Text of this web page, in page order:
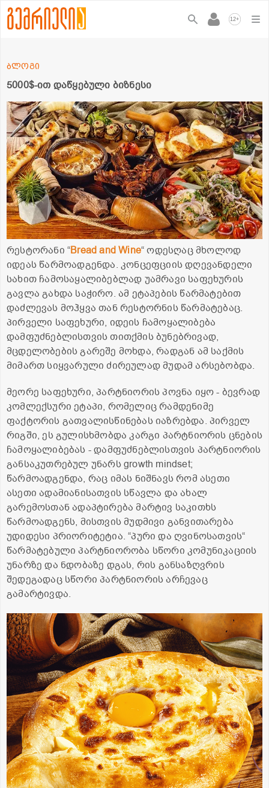
12+
5000$-ით დაწყებული ბიზნესი
ბლოგი
რესტორანი “Bread and Wine“ ოდესღაც მხოლოდ
იდეას წარმოადგენდა. კონცეფციის დღევანდელი
სახით ჩამოსაყალიბებლად უამრავი საფეხურის
გავლა გახდა საჭირო. ამ ეტაპების წარმატებით
დაძლევას მოჰყვა თან რესტორნის წარმატებაც.
პირველი საფეხური, იდეის ჩამოყალიბება
დამფუძნებლისთვის თითქმის ბუნებრივად,
მცდელობების გარეშე მოხდა, რადგან ამ საქმის
მიმართ სიყვარული ძირეულად მუდამ არსებობდა.
მეორე საფეხური, პარტნიორის პოვნა იყო - ბევრად
კომლექსური ეტაპი, რომელიც რამდენიმე
ფაქტორის გათვალისწინებას იაზრებდა. პირველ
რიგში, ეს გულისხმობდა კარგი პარტნიორის ცნების
ჩამოყალიბებას - დამფუძნებლისთვის პარტნიორის
განსაკუთრებულ უნარს growth mindset;
წარმოადგენდა, რაც იმას ნიშნავს რომ ასეთი
ასეთი ადამიანისათვის სწავლა და ახალ
გარემოსთან ადაპტირება მარტივ საკითხს
წარმოადგენს, მისთვის მუდმივი განვითარება
უდიდესი პრიორიტეტია. “პური და ღვინოსათვის“
წარმატებული პარტნიორობა სწორი კომუნიკაციის
უნარზე და ნდობაზე დგას, რის განსაზღვრის
შედეგადაც სწორი პარტნიორის არჩევაც
გამარტივდა.